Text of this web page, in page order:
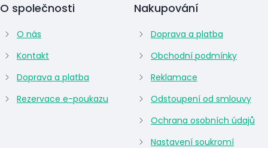
O společnosti
O nás
Kontakt
Doprava a platba
Rezervace e-poukazu
Nakupování
Doprava a platba
Obchodní podmínky
Reklamace
Odstoupení od smlouvy
Ochrana osobních údajů
Nastavení soukromí